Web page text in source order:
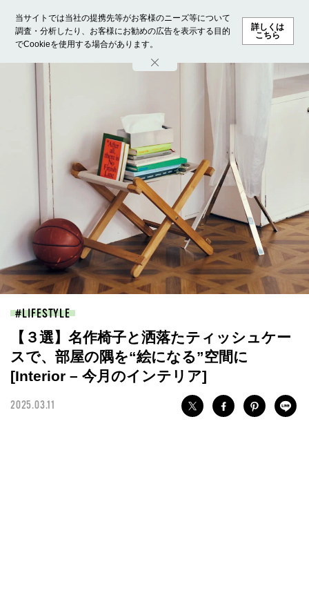
当サイトでは当社の提携先等がお客様のニーズ等について
調査・分析したり、お客様にお勧めの広告を表示する目的
でCookieを使用する場合があります。
詳しくは
こちら
ホーム モデル募集 ランキング ファッション ビューテ
LIFESTYLE
【３選】名作椅子と洒落たティッシュケー
スで、部屋の隅を“絵になる”空間に
[Interior – 今月のインテリア]
2025.03.11